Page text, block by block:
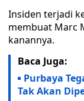
Insiden terjadi
membuat Marc
kanannya.
Baca Juga:
Purbaya
Tak Akan